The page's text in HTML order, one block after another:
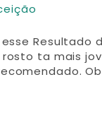
Resultado
ta mais